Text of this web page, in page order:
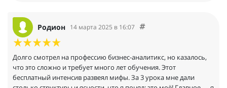
Родион 14 марта 2025 в 16:07
Долго смотрел на профессию бизнес-аналитикс, но казалось,
что это сложно и требует много лет обучения. Этот
бесплатный интенсив развеял мифы. За 3 урока мне дали